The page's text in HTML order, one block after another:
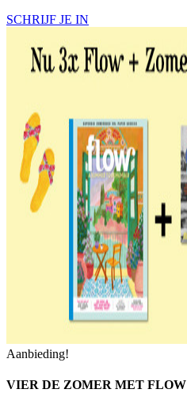
SCHRIJF JE IN
Aanbieding!
VIER DE ZOMER MET FLOW